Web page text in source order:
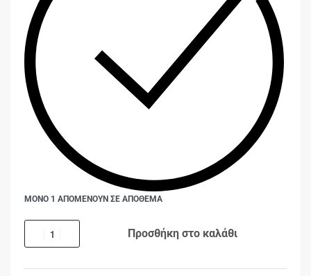
ΜΟΝΟ 1 ΑΠΟΜΕΝΟΥΝ ΣΕ ΑΠΟΘΕΜΑ
Προσθήκη στο καλάθι